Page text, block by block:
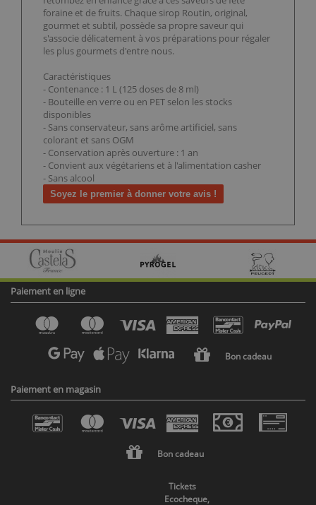
foraine et de fruits. Chaque sirop Routin, original,
gourmet et subtil, possède sa propre saveur qui
s'associe délicatement à vos préparations pour régaler
les plus gourmets d'entre nous.
Caractéristiques
- Contenance : 1 L (125 doses de 8 ml)
- Bouteille en verre ou en PET selon les stocks
disponibles
- Sans conservateur, sans arôme artificiel, sans
colorant et sans OGM
- Conservation après ouverture : 1 an
- Convient aux végétariens et à l'alimentation casher
- Sans alcool
Soyez le premier à donner votre avis !
Paiement en ligne
Bon cadeau
Paiement en magasin
Bon cadeau
Tickets
Ecocheque,